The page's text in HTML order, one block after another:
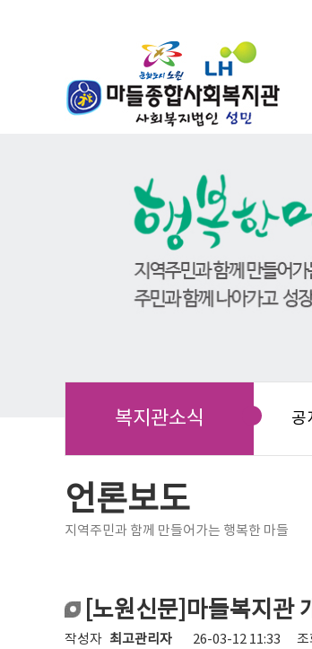
복지관소식 공
언론보도
지역주민과 함께 만들어가는 행복한 마들
[노원신문]마들복지관
작성자 최고관리자 26-03-12 11:33 조